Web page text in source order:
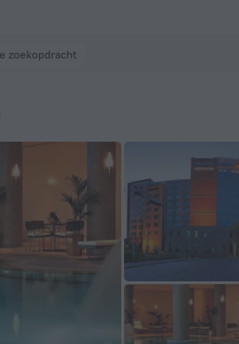
zoekopdracht
ZenHotels.com